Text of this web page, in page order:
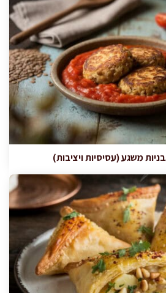
משגע (עסיסיות ויציבות)